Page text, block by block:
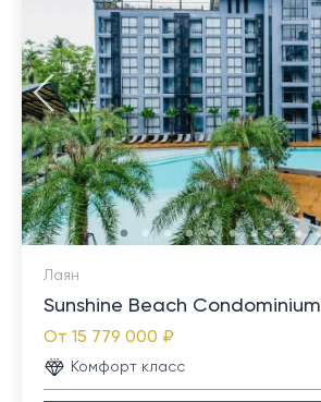
Лаян
Sunshine Beach Condominium
От 15 779 000 ₽
Комфорт класс